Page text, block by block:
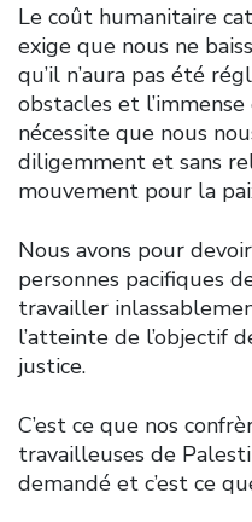
Le coût humanitaire
exige que nous ne
qu’il n’aura pas été
obstacles et
nécessite que nous
diligemment et sans
mouvement pour la
Nous avons pour
personnes pacifiques
travailler
l’atteinte de l’objectif
justice.
C’est ce que nos
travailleuses de
demandé et c’est ce